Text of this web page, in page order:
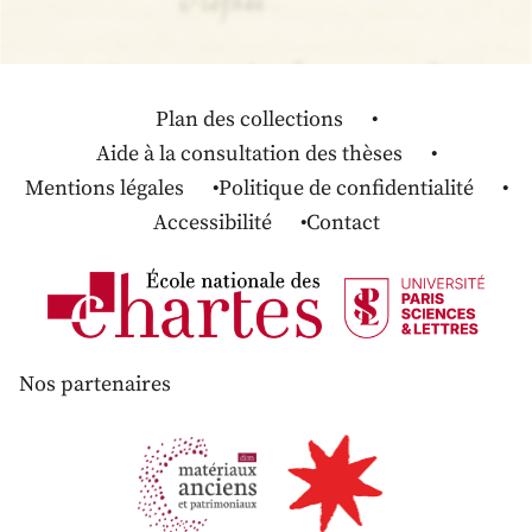
Plan des collections
Aide à la consultation des thèses
Mentions légales
Politique de confidentialité
Accessibilité
Contact
Nos partenaires